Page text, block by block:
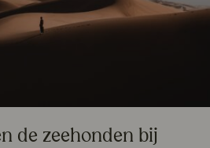
de zeehonden bij